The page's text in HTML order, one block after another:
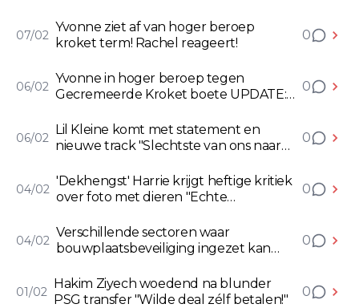
07/02
Yvonne ziet af van hoger beroep
kroket term! Rachel reageert!
0
06/02
Yvonne in hoger beroep tegen
Gecremeerde Kroket boete UPDATE:
0
06/02
Lil Kleine komt met statement en
nieuwe track "Slechtste van ons naar
0
04/02
'Dekhengst' Harrie krijgt heftige kritiek
over foto met dieren "Echte
0
04/02
Verschillende sectoren waar
bouwplaatsbeveiliging ingezet kan
0
01/02
Hakim Ziyech woedend na blunder
PSG transfer "Wilde deal zélf betalen!"
0